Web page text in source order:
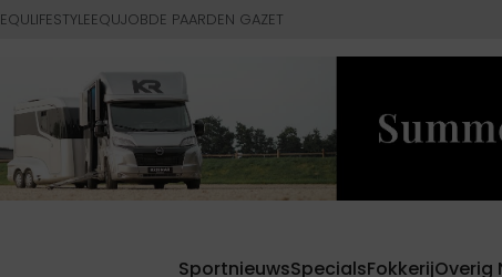
EQULIFESTYLEEQUJOBDE PAARDEN GAZET
SportnieuwsSpecialsFokkerijOverig